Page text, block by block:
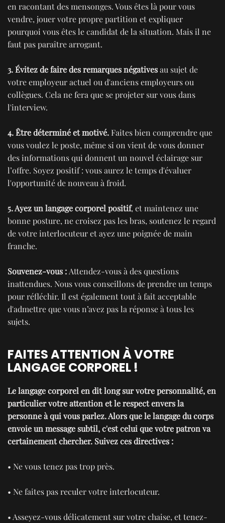
en racontant des mensonges. Vous êtes là pour vous
vendre, jouer votre propre partition et expliquer
pourquoi vous êtes le candidat de la situation. Mais il ne
faut pas paraître arrogant.
3. Évitez de faire des remarques négativesau sujet de
votre employeur actuel ou d'anciens employeurs ou
collègues. Cela ne fera que se projeter sur vous dans
l'interview.
4. Être déterminé et motivé. Faites bien comprendre que
vous voulez le poste, même si on vient de vous donner
des informations qui donnent un nouvel éclairage sur
l’offre. Soyez positif : vous aurez le temps d'évaluer
l'opportunité de nouveau à froid.
5. Ayez un langage corporel positif, et maintenez une
bonne posture, ne croisez pas les bras, soutenez le regard
de votre interlocuteur et ayez une poignée de main
franche.
Souvenez-vous :Attendez-vous à des questions
inattendues. Nous vous conseillons de prendre un temps
pour réfléchir. Il est également tout à fait acceptable
d'admettre que vous n’avez pas la réponse à tous les
sujets.
FAITES ATTENTION À VOTRE
LANGAGE CORPOREL !
Le langage corporel en dit long sur votre personnalité, en
particulier votre attention et le respect envers la
personne à qui vous parlez. Alors que le langage du corps
envoie un message subtil, c'est celui que votre patron va
certainement chercher. Suivez ces directives :
• Ne vous tenez pas trop près.
• Ne faites pas reculer votre interlocuteur.
• Asseyez-vous délicatement sur votre chaise, et tenez-